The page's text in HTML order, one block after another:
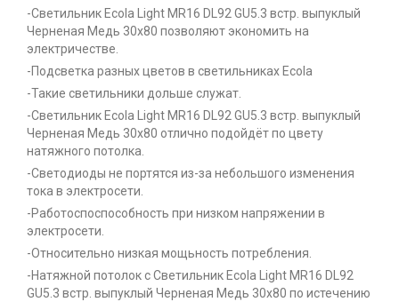
-Светильник Ecola Light MR16 DL92 GU5.3 встр. выпуклый
Черненая Медь 30x80 позволяют экономить на
электричестве.
-Подсветка разных цветов в светильниках Ecola
-Такие светильники дольше служат.
-Светильник Ecola Light MR16 DL92 GU5.3 встр. выпуклый
Черненая Медь 30x80 отлично подойдёт по цвету
натяжного потолка.
-Светодиоды не портятся из-за небольшого изменения
тока в электросети.
-Работоспоспособность при низком напряжении в
электросети.
-Относительно низкая мощьность потребления.
-Натяжной потолок с Светильник Ecola Light MR16 DL92
GU5.3 встр. выпуклый Черненая Медь 30x80 по истечению